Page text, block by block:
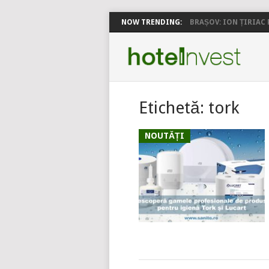
NOW TRENDING: BRAȘOV: ION ȚIRIAC
Etichetă: tork
NOUTĂȚI